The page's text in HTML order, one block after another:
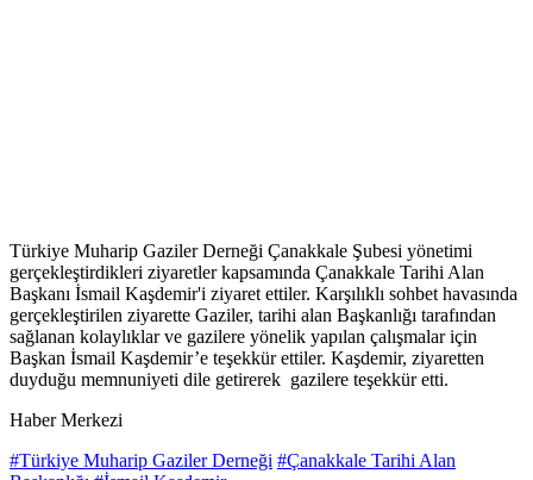
Türkiye Muharip Gaziler Derneği Çanakkale Şubesi yönetimi
gerçekleştirdikleri ziyaretler kapsamında Çanakkale Tarihi Alan
Başkanı İsmail Kaşdemir'i ziyaret ettiler. Karşılıklı sohbet havasında
gerçekleştirilen ziyarette Gaziler, tarihi alan Başkanlığı tarafından
sağlanan kolaylıklar ve gazilere yönelik yapılan çalışmalar için
Başkan İsmail Kaşdemir’e teşekkür ettiler. Kaşdemir, ziyaretten
duyduğu memnuniyeti dile getirerek gazilere teşekkür etti.
Haber Merkezi
#Türkiye Muharip Gaziler Derneği #Çanakkale Tarihi Alan